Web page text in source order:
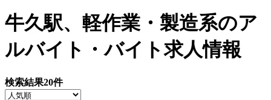
牛久駅、軽作業・製造系のア
ルバイト・バイト求人情報
検索結果20件